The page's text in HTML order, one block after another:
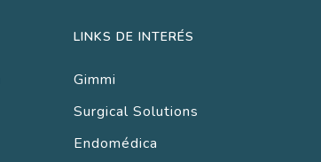
LINKS DE INTERÉS
Gimmi
Surgical Solutions
Endomédica